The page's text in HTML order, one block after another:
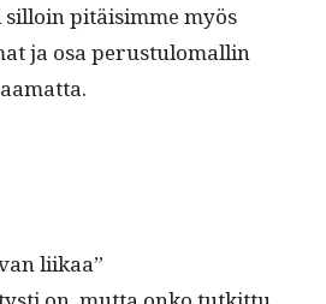
pitäisimme myös
ja osa perus­tu­lo­ma­llin
liikaa”